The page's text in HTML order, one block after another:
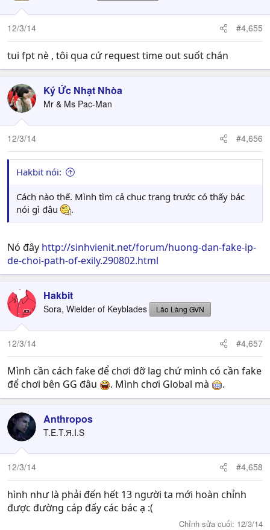
12/3/14 #4,655
tui fpt nè , tôi qua cứ request time out suốt chán
Ký Ức Nhạt Nhòa
Mr & Ms Pac-Man
12/3/14 #4,656
Hakbit nói:
Cách nào thế. Mình tìm cả chục trang trước có thấy bác
nói gì đâu
.
Nó đây http://sinhvienit.net/forum/huong-dan-fake-ip-
de-choi-path-of-exily.290802.html
Hakbit
Sora, Wielder of Keyblades Lão Làng GVN
12/3/14 #4,657
Mình cần cách fake để chơi đỡ lag chứ mình có cần fake
để chơi bên GG đâu
. Mình chơi Global mà .
Anthropos
T.E.T.Я.I.S
12/3/14 #4,658
hình như là phải đến hết 13 người ta mới hoàn chỉnh
được đường cáp đấy các bác ạ :(
Chỉnh sửa cuối: 12/3/14